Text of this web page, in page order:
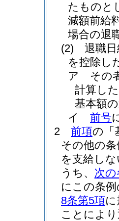
たものと
減額前給
場合の退
(2)
退職
を控除し
ア
その
計算し
基本額
イ
前号
2
前項の「
その他の
を支給し
うち、 次
にこの条
8条第5項
ことによ